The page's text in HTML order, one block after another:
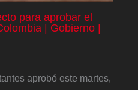
para aprobar el
| Gobierno |
aprobó este martes,